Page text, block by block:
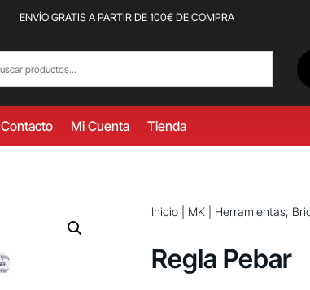
ENVÍO GRATIS A PARTIR DE 100€ DE COMPRA
Contacto Mi Cuenta Tienda
Inicio| MK| Herramientas,
Regla Pebar